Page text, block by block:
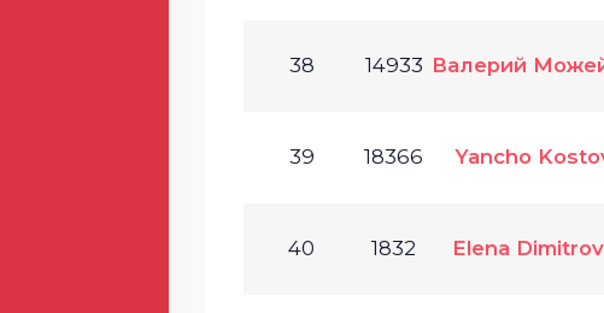
38 14933 Валерий
39 18366 Yancho
40 1832 Elena